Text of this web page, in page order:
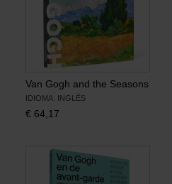
Van Gogh and the Seasons
IDIOMA: INGLÉS
€ 64,17